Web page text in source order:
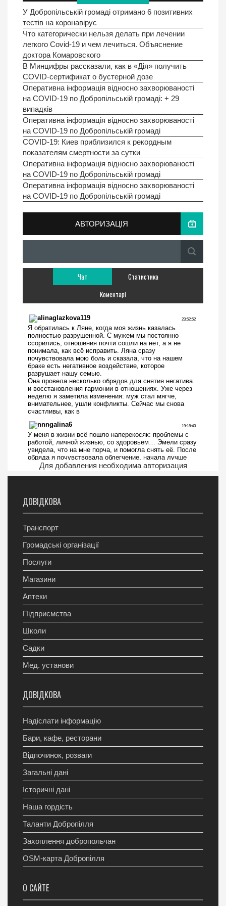
У Добропільській громаді отримано 6 позитивних
тестів на коронавірус
Что категорически нельзя делать при лечении
легкого Covid-19 и чем лечиться. Объяснение
доктора Комаровского
В Минцифры рассказали, как в «Дія» получить
COVID-сертификат о бустерной дозе
Оперативна інформація відносно захворюваності
на COVID-19 по Добропільській громаді: + 29
випадків
Оперативна інформація відносно захворюваності
на COVID-19 по Добропільській громаді
COVID-19: Киев приблизился к рекордным
показателям смертности за сутки
Оперативна інформація відносно захворюваності
на COVID-19 по Добропільській громаді
Оперативна інформація відносно захворюваності
на COVID-19 по Добропільській громаді
АВТОРИЗАЦІЯ
Чат
Статистика
Коментарі
Для добавления необходима авторизация
ДОВІДКОВА
Транспорт
Громадські організації
Послуги
Магазини
Аптеки
Підприємства
Школи
Садки
Мед. установи
ДОВІДКОВА
Надіслати інформацію
Бари, кафе, ресторани
Відпочинок, розваги
Загальні дані
Історичні дані
Наша гордість
Таланти Добропілля
Захоплення добропольчан
OSM-карта Добропілля
О САЙТЕ